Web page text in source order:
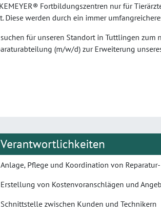
Fortbildungszentren nur für
Diese werden durch ein immer
für unseren Standort in Tuttlingen
(m/w/d) zur Erweiterung
Verantwortlichkeiten
Anlage, Pflege und Koordination von
Erstellung von Kostenvoranschlägen und
Schnittstelle zwischen Kunden und Technikern